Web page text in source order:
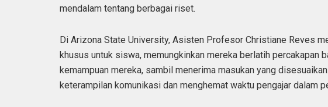
mendalam tentang berbagai riset.
Di Arizona State University, Asisten Profesor Christiane Reves
khusus untuk siswa, memungkinkan mereka berlatih percakapan
kemampuan mereka, sambil menerima masukan yang
keterampilan komunikasi dan menghemat waktu pengajar dalam